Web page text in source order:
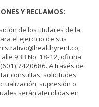
Y RECLAMOS:
de los titulares de la
el ejercicio de sus
93B No. 18-12, oficina
7420686. A través de
consultas, solicitudes
supresión o
serán atendidas en